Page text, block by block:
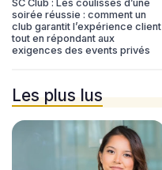
SC Club : Les coulisses d’une
soirée réussie : comment un
club garantit l’expérience client
tout en répondant aux
exigences des events privés
Les plus lus